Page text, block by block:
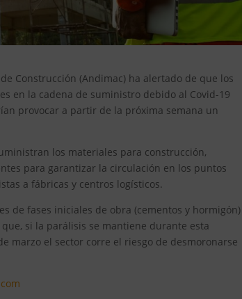
Construcción (Andimac) ha alertado de que los
en la cadena de suministro debido al Covid-19
provocar a partir de la próxima semana un
los materiales para construcción,
para garantizar la circulación en los puntos
a fábricas y centros logísticos.
de fases iniciales de obra (cementos y hormigón)
si la parálisis se mantiene durante esta
marzo el sector corre el riesgo de desmoronarse